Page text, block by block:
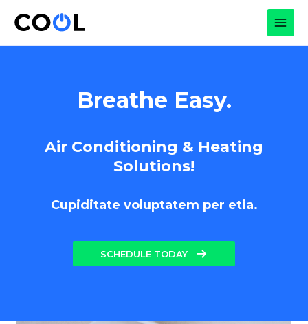
Breathe Easy.
Air Conditioning & Heating
Solutions!
Cupiditate voluptatem per etia.
SCHEDULE TODAY